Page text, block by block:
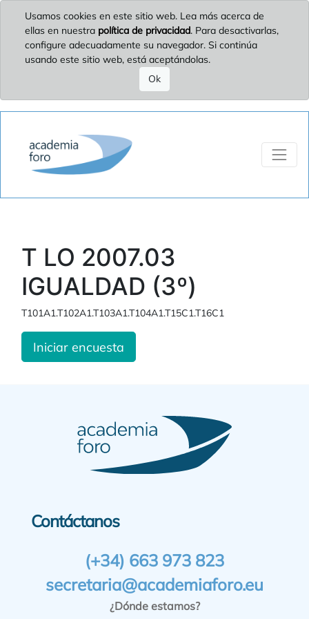
Usamos cookies en este sitio web. Lea más acerca de
ellas en nuestra política de privacidad. Para desactivarlas,
configure adecuadamente su navegador. Si continúa
usando este sitio web, está aceptándolas.
Ok
T LO 2007.03
IGUALDAD (3º)
T101A1.T102A1.T103A1.T104A1.T15C1.T16C1
Iniciar encuesta
Contáctanos
(+34) 663 973 823
secretaria@academiaforo.eu
¿Dónde estamos?